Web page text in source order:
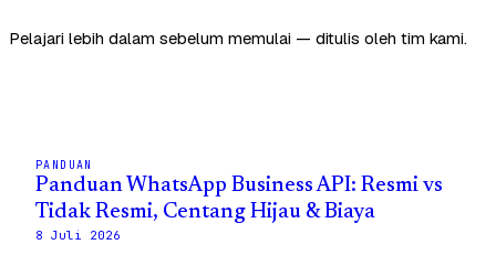
Pelajari lebih dalam sebelum memulai — ditulis oleh tim kami.
PANDUAN
Panduan WhatsApp Business API: Resmi vs
Tidak Resmi, Centang Hijau & Biaya
8 Juli 2026